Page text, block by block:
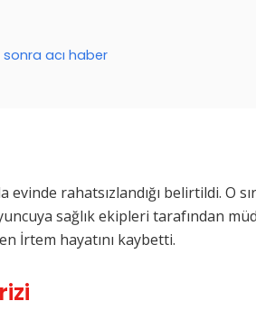
acı haber
evinde rahatsızlandığı belirtildi. O
sağlık ekipleri tarafından
İrtem hayatını kaybetti.